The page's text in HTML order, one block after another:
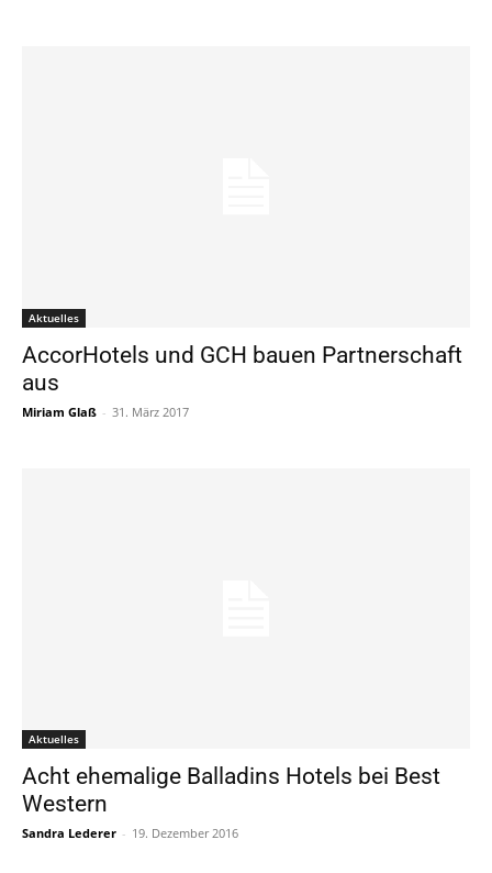
Aktuelles
AccorHotels und GCH bauen Partnerschaft
aus
Miriam Glaß - 31. März 2017
Aktuelles
Acht ehemalige Balladins Hotels bei Best
Western
Sandra Lederer - 19. Dezember 2016